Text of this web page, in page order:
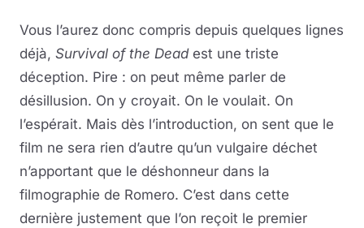
Vous l’aurez donc compris depuis quelques lignes
déjà, Survival of the Deadest une triste
déception. Pire : on peut même parler de
désillusion. On y croyait. On le voulait. On
l’espérait. Mais dès l’introduction, on sent que le
film ne sera rien d’autre qu’un vulgaire déchet
n’apportant que le déshonneur dans la
filmographie de Romero. C’est dans cette
dernière justement que l’on reçoit le premier